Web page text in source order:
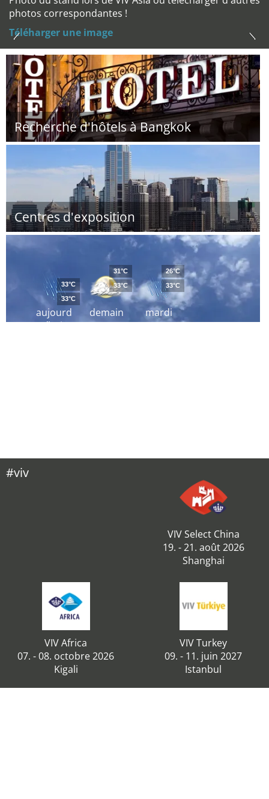
photos correspondantes !
Téléharger une image
Recherche d'hôtels à Bangkok
Centres d'exposition
aujourd
´hui
33°C
33°C
demain
31°C
33°C
mardi
26°C
33°C
#viv
VIV Select China
19. - 21. août 2026
Shanghai
VIV Africa
07. - 08. octobre 2026
Kigali
VIV Turkey
09. - 11. juin 2027
Istanbul